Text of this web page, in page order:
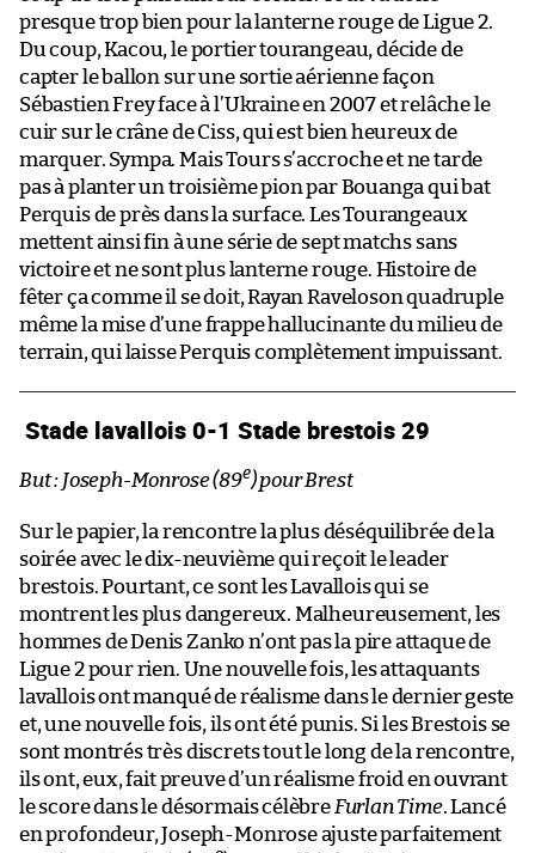
presque trop bien pour la lanterne rouge de Ligue 2.
Du coup, Kacou, le portier tourangeau, décide de
capter le ballon sur une sortie aérienne façon
Sébastien Frey face à l’Ukraine en 2007 et relâche le
cuir sur le crâne de Ciss, qui est bien heureux de
marquer. Sympa. Mais Tours s’accroche et ne tarde
pas à planter un troisième pion par Bouanga qui bat
Perquis de près dans la surface. Les Tourangeaux
mettent ainsi fin à une série de sept matchs sans
victoire et ne sont plus lanterne rouge. Histoire de
fêter ça comme il se doit, Rayan Raveloson quadruple
même la mise d’une frappe hallucinante du milieu de
terrain, qui laisse Perquis complètement impuissant.
Stade lavallois 0-1 Stade brestois 29
But : Joseph-Monrose (89e) pour Brest
Sur le papier, la rencontre la plus déséquilibrée de la
soirée avec le dix-neuvième qui reçoit le leader
brestois. Pourtant, ce sont les Lavallois qui se
montrent les plus dangereux. Malheureusement, les
hommes de Denis Zanko n’ont pas la pire attaque de
Ligue 2 pour rien. Une nouvelle fois, les attaquants
lavallois ont manqué de réalisme dans le dernier geste
et, une nouvelle fois, ils ont été punis. Si les Brestois se
sont montrés très discrets tout le long de la rencontre,
ils ont, eux, fait preuve d’un réalisme froid en ouvrant
le score dans le désormais célèbre Furlan Time. Lancé
en profondeur, Joseph-Monrose ajuste parfaitement